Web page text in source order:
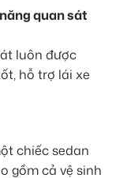
quan sát
luôn được
hỗ trợ lái xe
chiếc sedan
gồm cả vệ sinh